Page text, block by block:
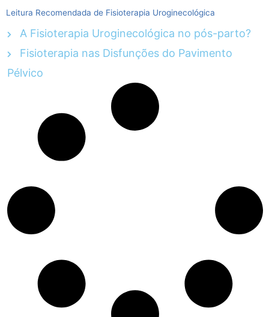
Leitura Recomendada de Fisioterapia Uroginecológica
A Fisioterapia Uroginecológica no pós-parto?
Fisioterapia nas Disfunções do Pavimento
Pélvico